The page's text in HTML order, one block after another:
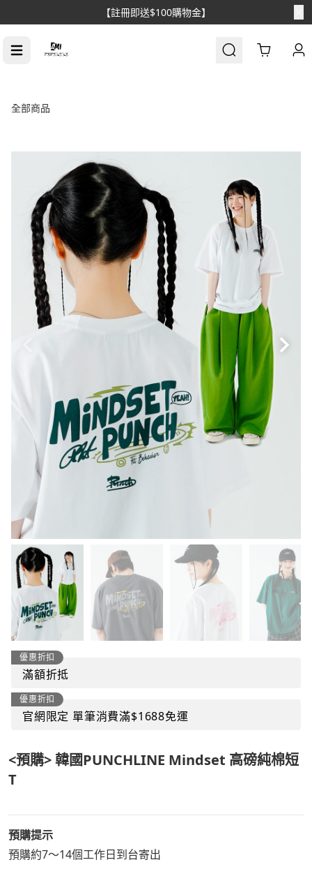
Cart
全部商品
優惠折扣
滿額折抵
優惠折扣
官網限定 單筆消費滿$1688免運
<預購> 韓國PUNCHLINE Mindset 高磅純棉短
T
預購提示
預購約7～14個工作日到台寄出